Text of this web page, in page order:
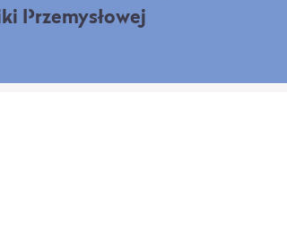
Przemysłowej